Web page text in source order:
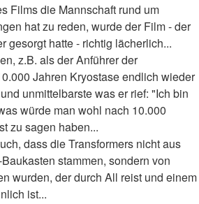
Films die Mannschaft rund um
hat zu reden, wurde der Film - der
gesorgt hatte - richtig lächerlich...
z.B. als der Anführer der
Jahren Kryostase endlich wieder
unmittelbarste was er rief: "Ich bin
würde man wohl nach 10.000
zu sagen haben...
dass die Transformers nicht aus
stammen, sondern von
wurden, der durch All reist und einem
ist...